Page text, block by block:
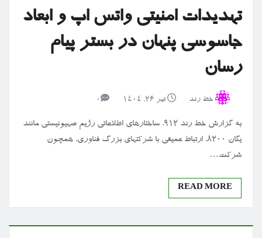
تهدیدات امنیتی واتس اپ و ابعاد
جاسوسی پنهان در بستر پیام
رسان
خط رند تیر ۲۶, ۱۴۰۴ 0
به گزارش خط رند ۹۱۲، ساختارهای اطلاعاتی رژیم صهیونیستی مانند
یگان ۸۲۰۰، ارتباط عمیقی با شرکتهای بزرگ فناوری، همچون
شرکت…
READ MORE